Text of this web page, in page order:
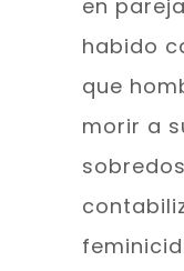
en
habido
que
morir a